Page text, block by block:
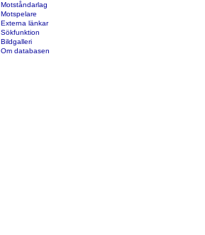
Motståndarlag
Motspelare
Externa länkar
Sökfunktion
Bildgalleri
Om databasen